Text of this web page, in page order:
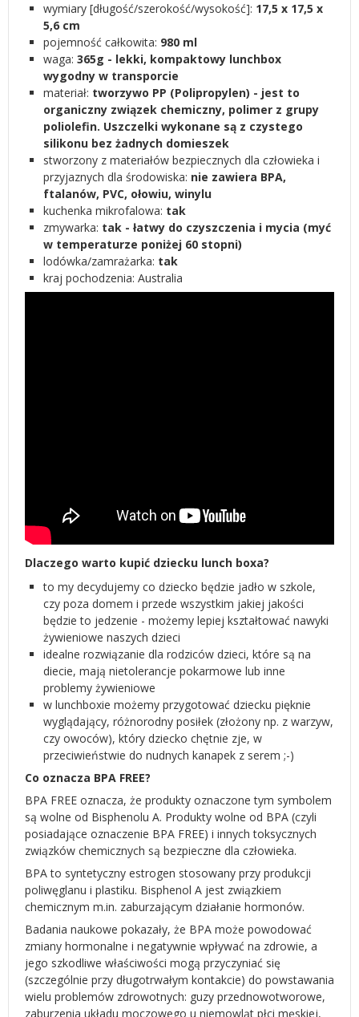
wymiary [długość/szerokość/wysokość]: 17,5 x 17,5 x
5,6 cm
pojemność całkowita: 980 ml
waga: 365g - lekki, kompaktowy lunchbox
wygodny w transporcie
materiał: tworzywo PP (Polipropylen) - jest to
organiczny związek chemiczny, polimer z grupy
poliolefin. Uszczelki wykonane są z czystego
silikonu bez żadnych domieszek
stworzony z materiałów bezpiecznych dla człowieka i
przyjaznych dla środowiska: nie zawiera BPA,
ftalanów, PVC, ołowiu, winylu
kuchenka mikrofalowa: tak
zmywarka: tak - łatwy do czyszczenia i mycia (myć
w temperaturze poniżej 60 stopni)
lodówka/zamrażarka: tak
kraj pochodzenia: Australia
Dlaczego warto kupić dziecku lunch boxa?
to my decydujemy co dziecko będzie jadło w szkole,
czy poza domem i przede wszystkim jakiej jakości
będzie to jedzenie - możemy lepiej kształtować nawyki
żywieniowe naszych dzieci
idealne rozwiązanie dla rodziców dzieci, które są na
diecie, mają nietolerancje pokarmowe lub inne
problemy żywieniowe
w lunchboxie możemy przygotować dziecku pięknie
wyglądający, różnorodny posiłek (złożony np. z warzyw,
czy owoców), który dziecko chętnie zje, w
przeciwieństwie do nudnych kanapek z serem ;-)
Co oznacza BPA FREE?
BPA FREE oznacza, że produkty oznaczone tym symbolem
są wolne od Bisphenolu A. Produkty wolne od BPA (czyli
posiadające oznaczenie BPA FREE) i innych toksycznych
związków chemicznych są bezpieczne dla człowieka.
BPA to syntetyczny estrogen stosowany przy produkcji
poliwęglanu i plastiku. Bisphenol A jest związkiem
chemicznym m.in. zaburzającym działanie hormonów.
Badania naukowe pokazały, że BPA może powodować
zmiany hormonalne i negatywnie wpływać na zdrowie, a
jego szkodliwe właściwości mogą przyczyniać się
(szczególnie przy długotrwałym kontakcie) do powstawania
wielu problemów zdrowotnych: guzy przednowotworowe,
zaburzenia układu moczowego u niemowląt płci męskiej,